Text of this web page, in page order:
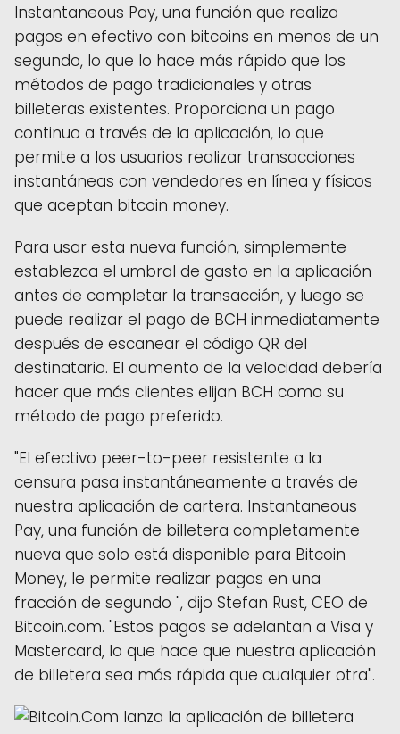
Instantaneous Pay, una función que realiza
pagos en efectivo con bitcoins en menos de un
segundo, lo que lo hace más rápido que los
métodos de pago tradicionales y otras
billeteras existentes. Proporciona un pago
continuo a través de la aplicación, lo que
permite a los usuarios realizar transacciones
instantáneas con vendedores en línea y físicos
que aceptan bitcoin money.
Para usar esta nueva función, simplemente
establezca el umbral de gasto en la aplicación
antes de completar la transacción, y luego se
puede realizar el pago de BCH inmediatamente
después de escanear el código QR del
destinatario. El aumento de la velocidad debería
hacer que más clientes elijan BCH como su
método de pago preferido.
"El efectivo peer-to-peer resistente a la
censura pasa instantáneamente a través de
nuestra aplicación de cartera. Instantaneous
Pay, una función de billetera completamente
nueva que solo está disponible para Bitcoin
Money, le permite realizar pagos en una
fracción de segundo ", dijo Stefan Rust, CEO de
Bitcoin.com. "Estos pagos se adelantan a Visa y
Mastercard, lo que hace que nuestra aplicación
de billetera sea más rápida que cualquier otra".